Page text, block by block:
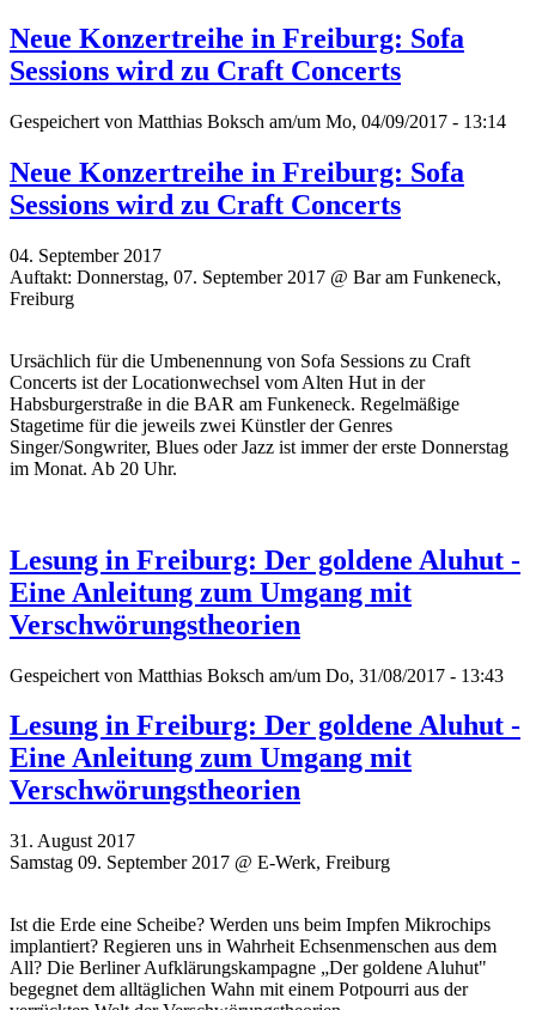
Neue Konzertreihe in Freiburg: Sofa
Sessions wird zu Craft Concerts
Gespeichert von Matthias Boksch am/um Mo, 04/09/2017 - 13:14
Neue Konzertreihe in Freiburg: Sofa
Sessions wird zu Craft Concerts
04. September 2017
Auftakt: Donnerstag, 07. September 2017 @ Bar am Funkeneck,
Freiburg
Ursächlich für die Umbenennung von Sofa Sessions zu Craft
Concerts ist der Locationwechsel vom Alten Hut in der
Habsburgerstraße in die BAR am Funkeneck. Regelmäßige
Stagetime für die jeweils zwei Künstler der Genres
Singer/Songwriter, Blues oder Jazz ist immer der erste Donnerstag
im Monat. Ab 20 Uhr.
Lesung in Freiburg: Der goldene Aluhut -
Eine Anleitung zum Umgang mit
Verschwörungstheorien
Gespeichert von Matthias Boksch am/um Do, 31/08/2017 - 13:43
Lesung in Freiburg: Der goldene Aluhut -
Eine Anleitung zum Umgang mit
Verschwörungstheorien
31. August 2017
Samstag 09. September 2017 @ E-Werk, Freiburg
Ist die Erde eine Scheibe? Werden uns beim Impfen Mikrochips
implantiert? Regieren uns in Wahrheit Echsenmenschen aus dem
All? Die Berliner Aufklärungskampagne „Der goldene Aluhut"
begegnet dem alltäglichen Wahn mit einem Potpourri aus der